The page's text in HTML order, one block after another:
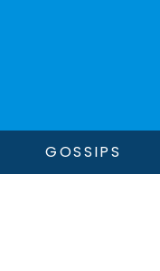
GOSSIPS